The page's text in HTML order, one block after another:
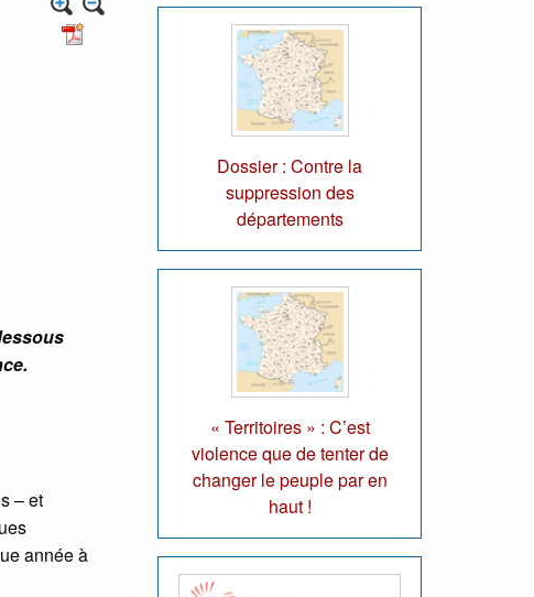
– et
année à
Dossier : Contre la
suppression des
départements
« Territoires » : C’est
violence que de tenter de
changer le peuple par en
haut !